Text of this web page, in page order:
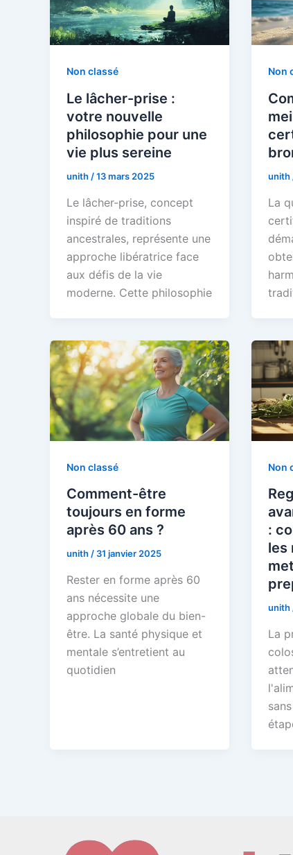
Non classé
Le lâcher-prise :
votre nouvelle
philosophie pour une
vie plus sereine
unith /13 mars 2025
Le lâcher-prise, concept
inspiré de traditions
ancestrales, représente une
approche libératrice face
aux défis de la vie
moderne. Cette philosophie
Non
unith
La
Non classé
Comment-être
toujours en forme
après 60 ans ?
unith/ 31 janvier 2025
Rester en forme après 60
ans nécessite une
approche globale du bien-
être. La santé physique et
mentale s’entretient au
quotidien
Non
:
les
unith
La